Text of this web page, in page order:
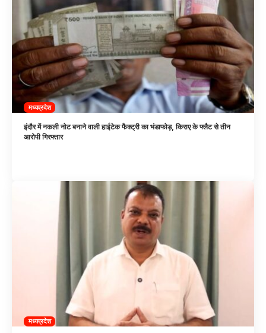
मध्यप्रदेश
इंदौर में नकली नोट बनाने वाली हाईटेक फैक्ट्री का भंडाफोड़, किराए के फ्लैट से तीन
आरोपी गिरफ्तार
मध्यप्रदेश